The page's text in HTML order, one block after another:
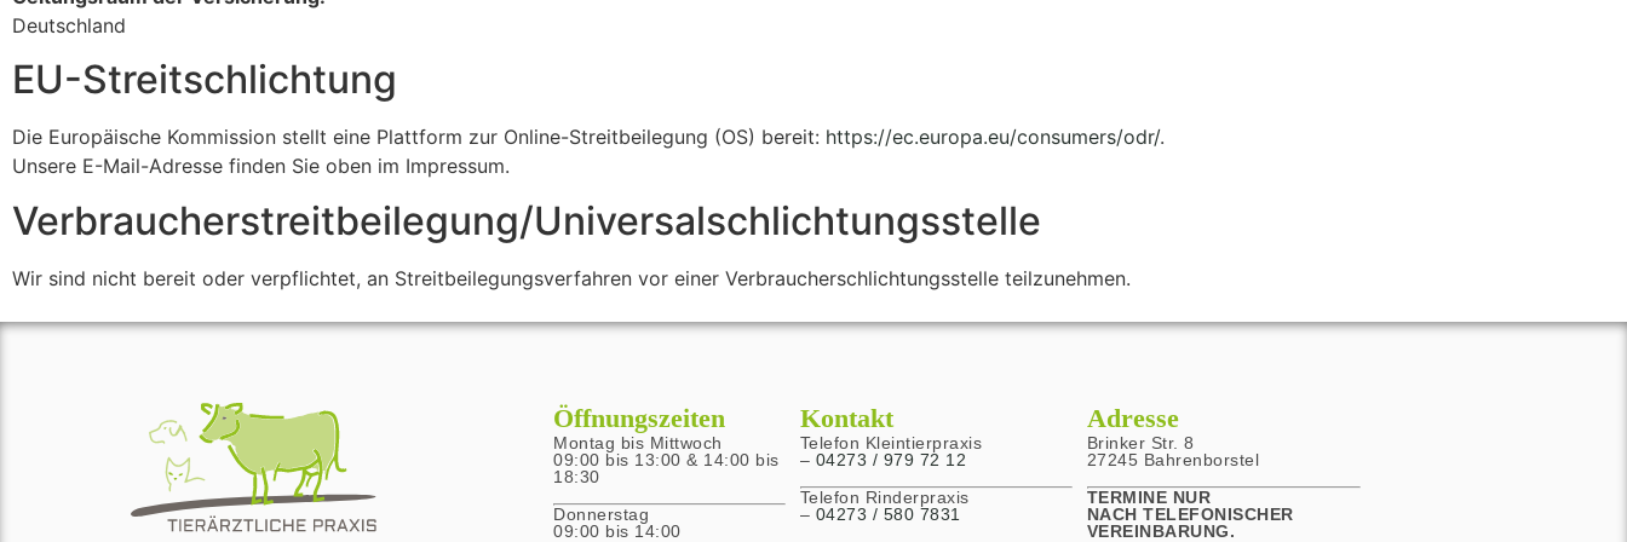
Deutschland
EU-Streitschlichtung
Die Europäische Kommission stellt eine Plattform zur Online-Streitbeilegung (OS) bereit: https://ec.europa.eu/consumers/odr/.
Unsere E-Mail-Adresse finden Sie oben im Impressum.
Verbraucher­streit­beilegung/Universal­schlichtungs­stelle
Wir sind nicht bereit oder verpflichtet, an Streitbeilegungsverfahren vor einer Verbraucherschlichtungsstelle teilzunehmen.
Öffnungszeiten
Montag bis Mittwoch
09:00 bis 13:00 & 14:00 bis
18:30
Donnerstag
09:00 bis 14:00
Kontakt
Telefon Kleintierpraxis
– 04273 / 979 72 12
Telefon Rinderpraxis
– 04273 / 580 7831
Adresse
Brinker Str. 8
27245 Bahrenborstel
TERMINE NUR
NACH TELEFONISCHER
VEREINBARUNG.